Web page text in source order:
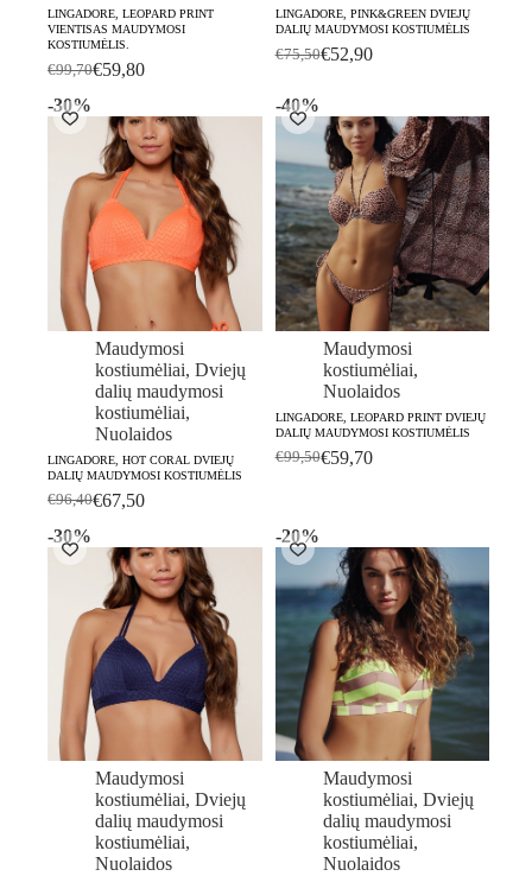
LINGADORE, LEOPARD PRINT
VIENTISAS MAUDYMOSI
KOSTIUMĖLIS.
€99,70Original
was:
€99,70.
€59,80
Current
is:
€59,80.
LINGADORE, PINK&GREEN DVIEJŲ
DALIŲ MAUDYMOSI KOSTIUMĖLIS
€75,50Original
€75,50.
€52,90
Current
€52,90.
-30%
Maudymosi
kostiumėliai, Dviejų
dalių maudymosi
kostiumėliai,
Nuolaidos
LINGADORE, HOT CORAL DVIEJŲ
DALIŲ MAUDYMOSI KOSTIUMĖLIS
€96,40Original
was:
€96,40.
€67,50
Current
is:
€67,50.
-40%
Maudymosi
kostiumėliai,
Nuolaidos
LINGADORE, LEOPARD PRINT DVIEJŲ
DALIŲ MAUDYMOSI KOSTIUMĖLIS
€99,50Original
€59,70
Current
-30%
Maudymosi
kostiumėliai, Dviejų
dalių maudymosi
kostiumėliai,
Nuolaidos
-20%
Maudymosi
kostiumėliai, Dviejų
dalių maudymosi
kostiumėliai,
Nuolaidos